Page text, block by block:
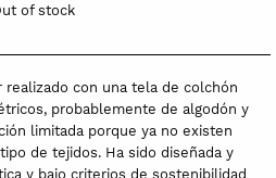
of stock
realizado con una tela de colchón
probablemente de algodón y
limitada porque ya no existen
de tejidos. Ha sido diseñada y
y bajo criterios de sostenibilidad